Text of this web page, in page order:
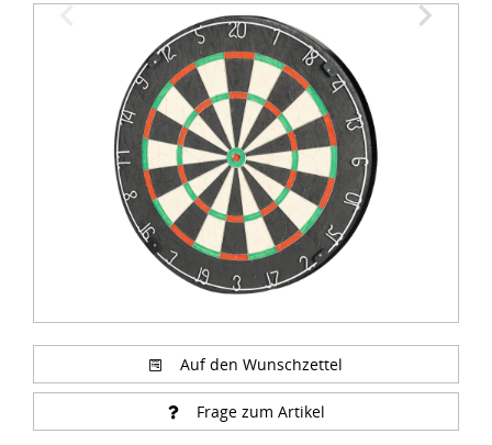
Auf den Wunschzettel
Frage zum Artikel